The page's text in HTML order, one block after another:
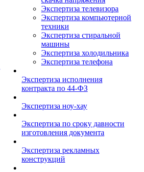
Экспертиза телевизора
Экспертиза компьютерной
техники
Экспертиза стиральной
машины
Экспертиза холодильника
Экспертиза телефона
Экспертиза исполнения
контракта по 44-ФЗ
Экспертиза ноу-хау
Экспертиза по сроку давности
изготовления документа
Экспертиза рекламных
конструкций